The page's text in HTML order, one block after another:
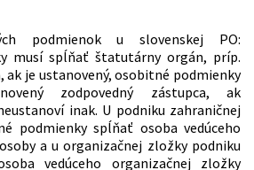
podmienok u slovenskej PO:
musí spĺňať štatutárny orgán, príp.
ak je ustanovený, osobitné podmienky
zodpovedný zástupca, ak
inak. U podniku zahraničnej
podmienky spĺňať osoba vedúceho
a u organizačnej zložky podniku
vedúceho organizačnej zložky